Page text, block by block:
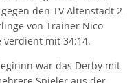
den TV Altenstadt 2
von Trainer Nico
verdient mit 34:14.
war das Derby mit